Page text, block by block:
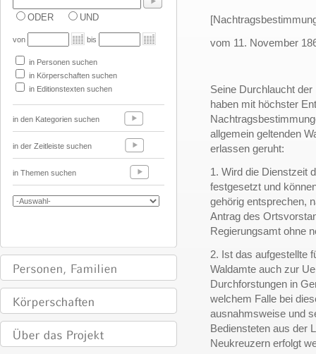
ODER UND
von bis
in Personen suchen
in Körperschaften suchen
in Editionstexten suchen
in den Kategorien suchen
in der Zeitleiste suchen
in Themen suchen
vom 11. November
Seine Durchlaucht
haben mit höchster
allgemein geltenden
erlassen geruht:
1. Wird die Dienstzeit
festgesetzt und
gehörig entsprechen,
Antrag des
Regierungsamt ohne
2. Ist das aufgestellte
Waldamte auch zur
Durchforstungen in
welchem Falle bei
ausnahmsweise und
Bediensteten aus der
Neukreuzern erfolgt